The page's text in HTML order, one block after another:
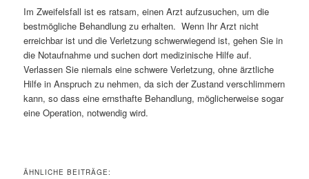
Im Zweifelsfall ist es ratsam, einen Arzt aufzusuchen, um die
bestmögliche Behandlung zu erhalten. Wenn Ihr Arzt nicht
erreichbar ist und die Verletzung schwerwiegend ist, gehen Sie in
die Notaufnahme und suchen dort medizinische Hilfe auf.
Verlassen Sie niemals eine schwere Verletzung, ohne ärztliche
Hilfe in Anspruch zu nehmen, da sich der Zustand verschlimmern
kann, so dass eine ernsthafte Behandlung, möglicherweise sogar
eine Operation, notwendig wird.
ÄHNLICHE BEITRÄGE: